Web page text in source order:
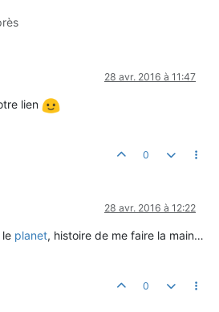
28 avr. 2016 à 11:47
lien
0
28 avr. 2016 à 12:22
le planet, histoire de me faire la main…
0